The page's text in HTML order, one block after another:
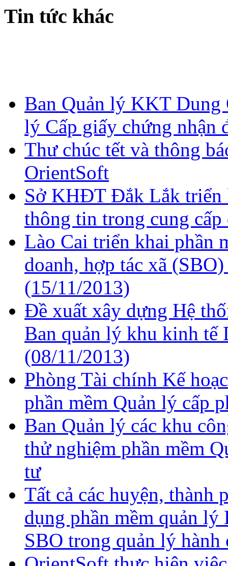
Tin tức khác
Ban Quản lý KKT Dung
lý Cấp giấy chứng nhận
Thư chúc tết và thông
OrientSoft
Sở KHĐT Đắk Lắk triển
thông tin trong cung
Lào Cai triển khai phần
doanh, hợp tác xã
(15/11/2013)
Đề xuất xây dựng Hệ
Ban quản lý khu kinh tế
(08/11/2013)
Phòng Tài chính Kế
phần mềm Quản lý cấp
Ban Quản lý các khu
thử nghiệm phần mềm
tư
Tất cả các huyện, thành
dụng phần mềm quản
SBO trong quản lý